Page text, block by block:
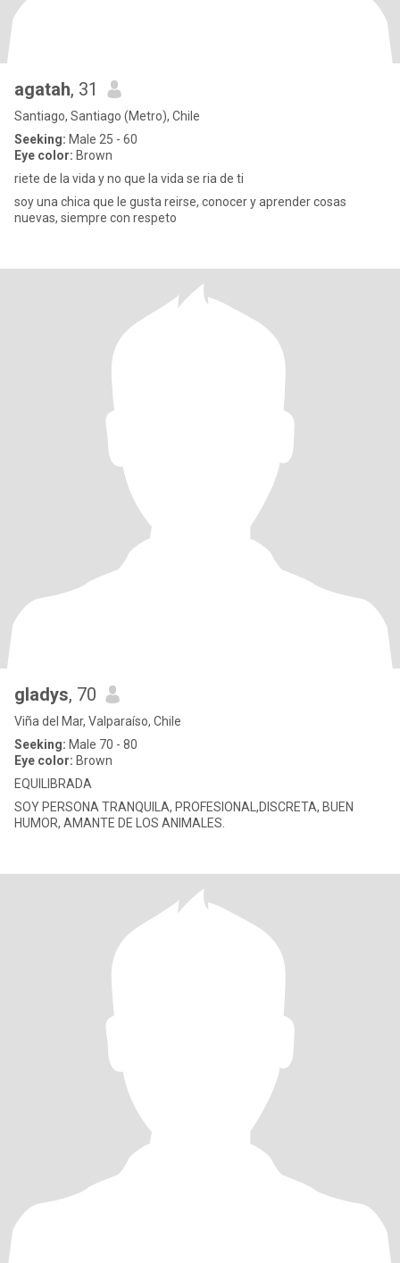
agatah, 31
Santiago, Santiago (Metro), Chile
Seeking: Male 25 - 60
Eye color: Brown
riete de la vida y no que la vida se ria de ti
soy una chica que le gusta reirse, conocer y aprender cosas
nuevas, siempre con respeto
gladys, 70
Viña del Mar, Valparaíso, Chile
Seeking: Male 70 - 80
Eye color: Brown
EQUILIBRADA
SOY PERSONA TRANQUILA, PROFESIONAL,DISCRETA, BUEN
HUMOR, AMANTE DE LOS ANIMALES.